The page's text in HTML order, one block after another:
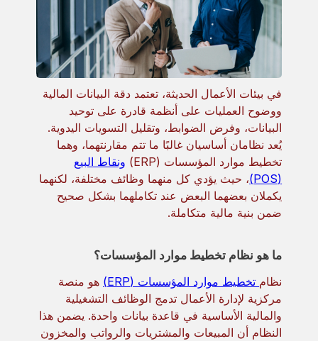
في بيئات الأعمال الحديثة، تعتمد دقة البيانات المالية
ووضوح العمليات على أنظمة قادرة على توحيد
البيانات، وفرض الضوابط، وتقليل التسويات اليدوية.
يُعد نظامان أساسيان غالبًا ما تتم مقارنتهما، وهما
تخطيط موارد المؤسسات (ERP)
ونقاط البيع
(POS)
، حيث يؤدي كل منهما وظائف مختلفة، لكنهما
يكملان بعضهما البعض عند تكاملهما بشكل صحيح
ضمن بنية مالية متكاملة.
ما هو نظام تخطيط موارد المؤسسات؟
نظام تخطيط موارد المؤسسات (ERP)
هو منصة
مركزية لإدارة الأعمال تدمج الوظائف التشغيلية
والمالية الأساسية في قاعدة بيانات واحدة. يضمن هذا
النظام أن المبيعات والمشتريات والرواتب والمخزون